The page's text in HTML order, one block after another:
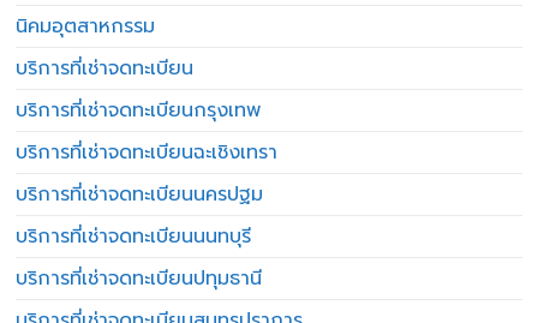
นิคมอุตสาหกรรม
บริการที่เช่าจดทะเบียน
บริการที่เช่าจดทะเบียนกรุงเทพ
บริการที่เช่าจดทะเบียนฉะเชิงเทรา
บริการที่เช่าจดทะเบียนนครปฐม
บริการที่เช่าจดทะเบียนนนทบุรี
บริการที่เช่าจดทะเบียนปทุมธานี